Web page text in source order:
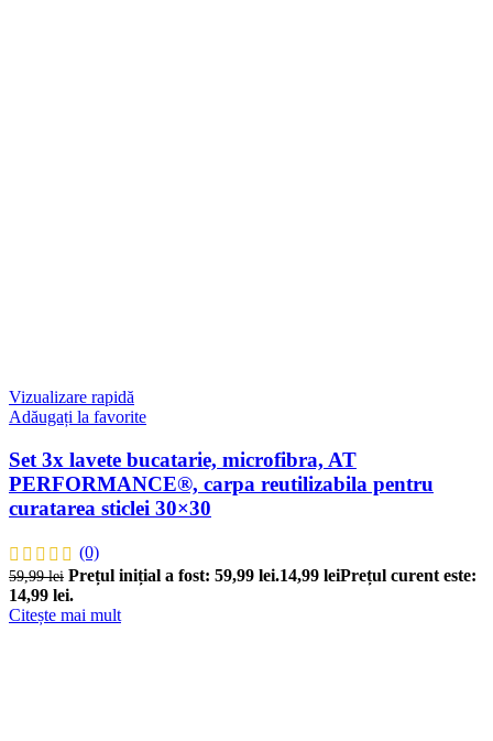
Vizualizare rapidă
Adăugați la favorite
Set 3x lavete bucatarie, microfibra, AT
PERFORMANCE®, carpa reutilizabila pentru
curatarea sticlei 30×30
(0)
59,99lei Prețul inițial a fost: 59,99 lei.14,99 leiPrețul curent este:
14,99 lei.
Citește mai mult